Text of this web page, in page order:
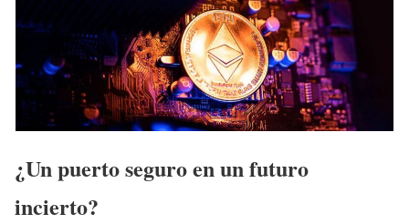
¿Un puerto seguro en un futuro
incierto?